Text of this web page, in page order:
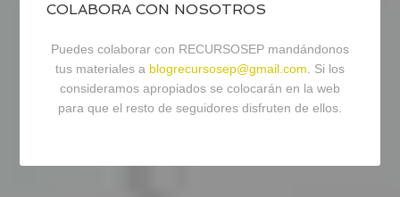
COLABORA CON NOSOTROS
Puedes colaborar con RECURSOSEP mandándonos
tus materiales a blogrecursosep@gmail.com. Si los
consideramos apropiados se colocarán en la web
para que el resto de seguidores disfruten de ellos.